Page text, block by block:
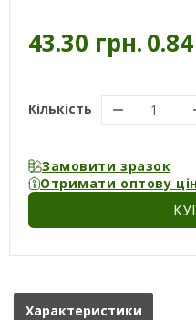
43.30 грн.0.84
Кількість
Замовити зразок
Отримати оптову
Характеристики